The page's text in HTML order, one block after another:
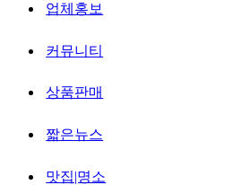
업체홍보
커뮤니티
상품판매
짧은뉴스
맛집|명소